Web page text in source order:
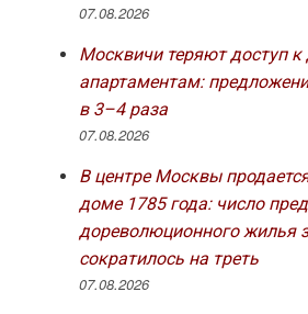
07.08.2026
Москвичи теряют доступ
апартаментам:
в 3–4 раза
07.08.2026
В центре Москвы
доме 1785 года: число
дореволюционного жилья
сократилось на треть
07.08.2026